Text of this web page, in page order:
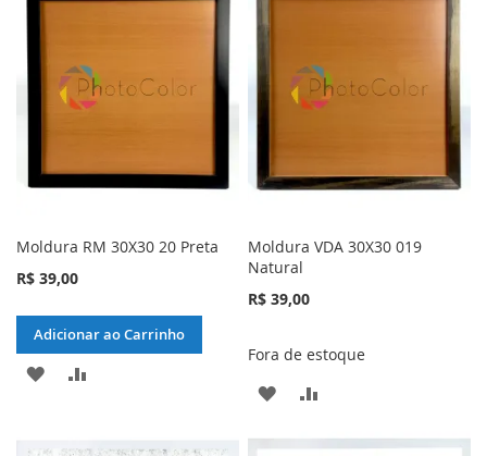
Moldura RM 30X30 20 Preta
R$ 39,00
Adicionar ao Carrinho
ADICIONAR
LISTACOMPARAR
Moldura VDA 30X30 019
Natural
R$ 39,00
Fora de estoque
ADICIONAR